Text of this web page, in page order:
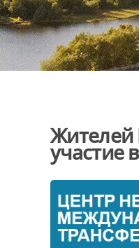
Жителей
участие